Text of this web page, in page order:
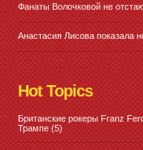
Фанаты Волочковой не
Анастасия Лисова показала
Hot Topics
Британские рокеры Franz
Трампе (5)